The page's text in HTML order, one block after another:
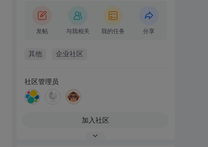
发帖 与我相关 我的任务 分享
其他 企业社区
社区管理员
加入社区